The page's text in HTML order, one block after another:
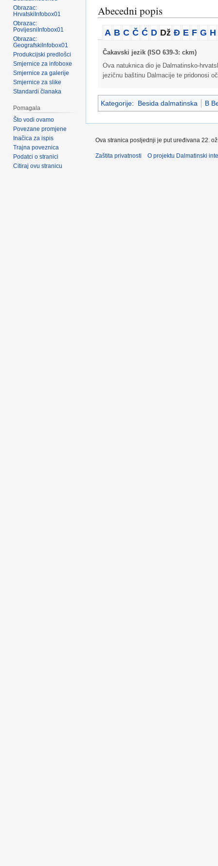
Abecedni popis
A B C Č Ć D Dž Đ E F G H
Čakavski jezik (ISO 639-3: ckm)
Ova natuknica dio je Dalmatinsko-
jezičnu baštinu Dalmacije te pridonosi
Kategorije: Besida dalmatinska B
Obrazac:
HrvatskiInfobox01
Obrazac:
PovijesniInfobox01
Obrazac:
GeografskiInfobox01
Produkcijski predlošci
Smjernice za infoboxe
Smjernice za galerije
Smjernice za slike
Standardi članaka
Pomagala
Što vodi ovamo
Povezane promjene
Inačica za ispis
Trajna poveznica
Podatci o stranici
Citiraj ovu stranicu
Ova stranica posljednji je put uređivana 22.
Zaštita privatnosti O projektu Dalmatinski